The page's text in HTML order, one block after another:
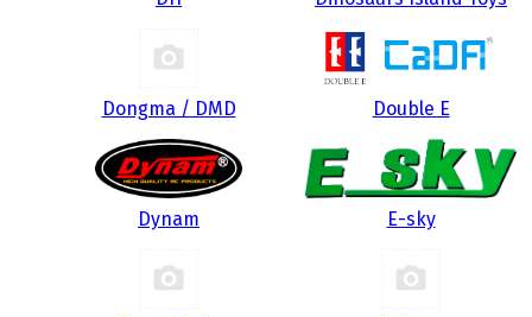
Dongma / DMD Double E
Dynam E-sky